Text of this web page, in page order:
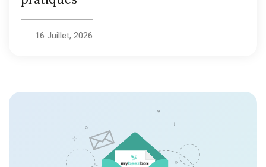
16 Juillet, 2026